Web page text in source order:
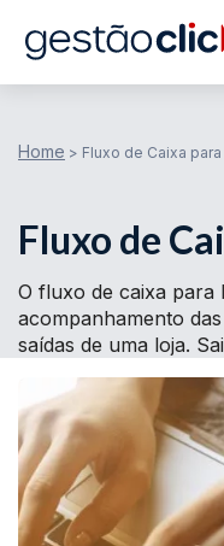
Home > Fluxo de Caixa
Fluxo de
O fluxo de caixa para
acompanhamento
saídas de uma loja.